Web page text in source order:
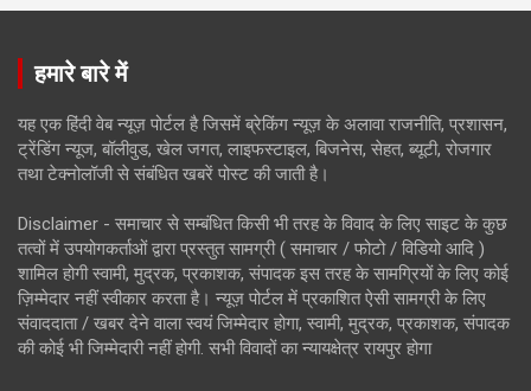
हमारे बारे में
यह एक हिंदी वेब न्यूज़ पोर्टल है जिसमें ब्रेकिंग न्यूज़ के अलावा राजनीति, प्रशासन,
ट्रेंडिंग न्यूज, बॉलीवुड, खेल जगत, लाइफस्टाइल, बिजनेस, सेहत, ब्यूटी, रोजगार
तथा टेक्नोलॉजी से संबंधित खबरें पोस्ट की जाती है।
Disclaimer - समाचार से सम्बंधित किसी भी तरह के विवाद के लिए साइट के कुछ
तत्वों में उपयोगकर्ताओं द्वारा प्रस्तुत सामग्री ( समाचार / फोटो / विडियो आदि )
शामिल होगी स्वामी, मुद्रक, प्रकाशक, संपादक इस तरह के सामग्रियों के लिए कोई
ज़िम्मेदार नहीं स्वीकार करता है। न्यूज़ पोर्टल में प्रकाशित ऐसी सामग्री के लिए
संवाददाता / खबर देने वाला स्वयं जिम्मेदार होगा, स्वामी, मुद्रक, प्रकाशक, संपादक
की कोई भी जिम्मेदारी नहीं होगी. सभी विवादों का न्यायक्षेत्र रायपुर होगा